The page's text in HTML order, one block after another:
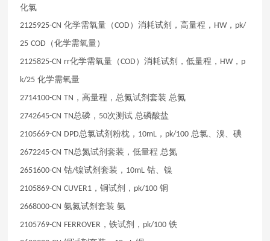
化氯
2125925-CN 化学需氧量（COD ）消耗试剂，高量程， HW， pk/
25 COD （化学需氧量）
2125825-CN rr化学需氧量（COD ）消耗试剂，低量程， HW， p
k/25 化学需氧量
2714100-CN TN ，高量程，总氮试剂套装 总氮
2742645-CN TN总磷， 50次测试 总磷酸盐
2105669-CN DPD总氯试剂粉枕， 10mL ， pk/100 总氯、溴、碘
2672245-CN TN总氮试剂套装，低量程 总氮
2651600-CN 钴/镍试剂套装， 10mL 钴、镍
2105869-CN CUVER1 ，铜试剂， pk/100 铜
2668000-CN 氨氮试剂套装 氨
2105769-CN FERROVER ，铁试剂， pk/100 铁